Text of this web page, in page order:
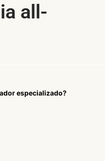
all-
especializado?